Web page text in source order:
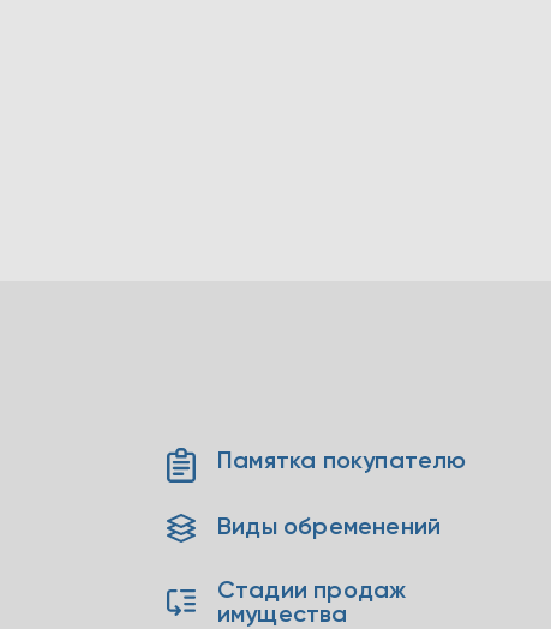
Памятка покупателю
Виды обременений
Стадии продаж
имущества